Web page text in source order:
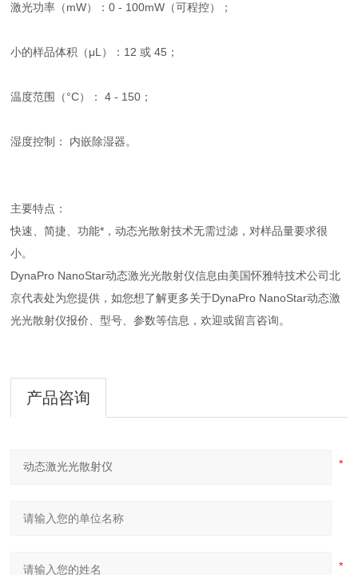
激光功率（mW）：0 - 100mW（可程控）；
小的样品体积（μL）：12 或 45；
温度范围（°C）： 4 - 150；
湿度控制： 内嵌除湿器。
主要特点：
快速、简捷、功能*，动态光散射技术无需过滤，对样品量要求很
小。
DynaPro NanoStar动态激光光散射仪信息由美国怀雅特技术公司北
京代表处为您提供，如您想了解更多关于DynaPro NanoStar动态激
光光散射仪报价、型号、参数等信息，欢迎或留言咨询。
产品咨询